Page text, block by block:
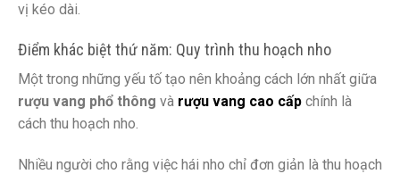
vị kéo dài.
Điểm khác biệt thứ năm: Quy trình thu hoạch nho
Một trong những yếu tố tạo nên khoảng cách lớn nhất giữa
rượu vang phổ thông và rượu vang cao cấp chính là
cách thu hoạch nho.
Nhiều người cho rằng việc hái nho chỉ đơn giản là thu hoạch